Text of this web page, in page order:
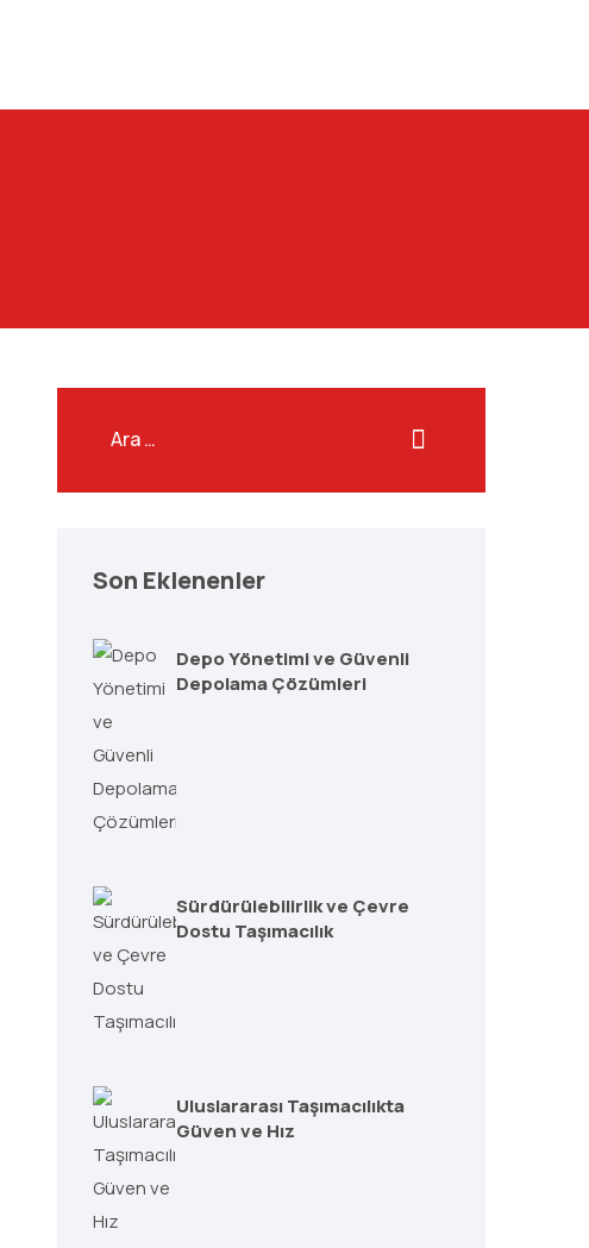
Son Eklenenler
Depo Yönetimi ve Güvenli
Depolama Çözümleri
Sürdürülebilirlik ve Çevre
Dostu Taşımacılık
Uluslararası Taşımacılıkta
Güven ve Hız